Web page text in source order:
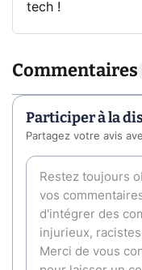
tech !
Commentaires
Participer à la
Partagez votre avis